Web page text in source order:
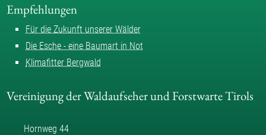
Empfehlungen
Für die Zukunft unserer Wälder
Die Esche - eine Baumart in Not
Klimafitter Bergwald
Vereinigung der Waldaufseher und Forstwarte Tirols
Hornweg 44